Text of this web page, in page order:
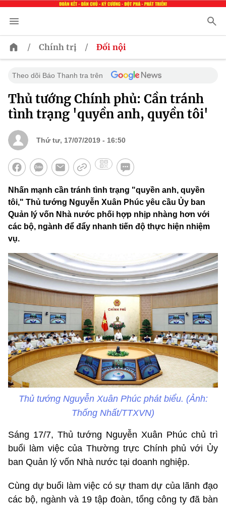
/ Chính trị / Đối nội
Theo dõi Báo Thanh tra trên
Thủ tướng Chính phủ: Cần tránh
tình trạng 'quyền anh, quyền tôi'
Thứ tư, 17/07/2019 - 16:50
Nhấn mạnh cần tránh tình trạng "quyền anh, quyền
tôi," Thủ tướng Nguyễn Xuân Phúc yêu cầu Ủy ban
Quản lý vốn Nhà nước phối hợp nhịp nhàng hơn với
các bộ, ngành để đẩy nhanh tiến độ thực hiện nhiệm
vụ.
Thủ tướng Nguyễn Xuân Phúc phát biểu. (Ảnh:
Thống Nhất/TTXVN)
Sáng 17/7, Thủ tướng Nguyễn Xuân Phúc chủ trì
buổi làm việc của Thường trực Chính phủ với Ủy
ban Quản lý vốn Nhà nước tại doanh nghiệp.
Cùng dự buổi làm việc có sự tham dự của lãnh đạo
các bộ, ngành và 19 tập đoàn, tổng công ty đã bàn